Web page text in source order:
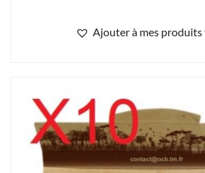
Ajouter à mes produits